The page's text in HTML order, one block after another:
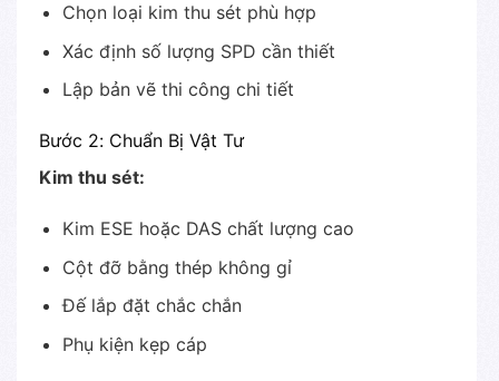
Chọn loại kim thu sét phù hợp
Xác định số lượng SPD cần thiết
Lập bản vẽ thi công chi tiết
Bước 2: Chuẩn Bị Vật Tư
Kim thu sét:
Kim ESE hoặc DAS chất lượng cao
Cột đỡ bằng thép không gỉ
Đế lắp đặt chắc chắn
Phụ kiện kẹp cáp